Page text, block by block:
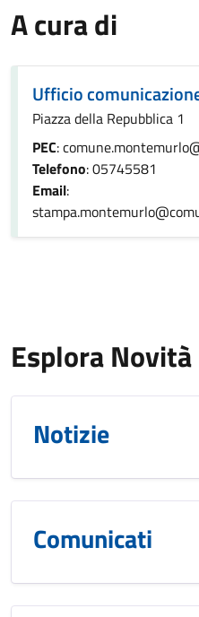
A cura di
Ufficio
Piazza della Repubblica 1
PEC:
Telefono: 05745581
Email:
Esplora Novità
Notizie
Comunicati